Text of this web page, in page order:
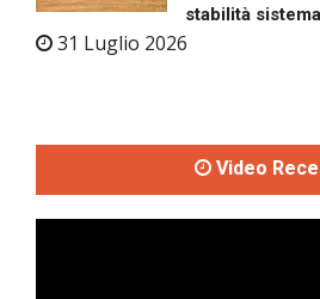
stabilità sistema
31 Luglio 2026
Video